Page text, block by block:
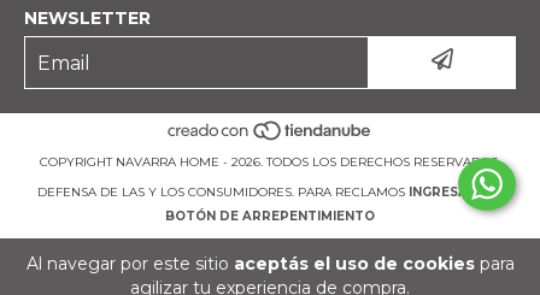
Al navegar por este sitio aceptás el uso de cookiespara
agilizar tu experiencia de compra.
NEWSLETTER
COPYRIGHT NAVARRA HOME - 2026. TODOS LOS DERECHOS RESERVADOS.
DEFENSA DE LAS Y LOS CONSUMIDORES. PARA RECLAMOS
INGRESÁ ACÁ.
BOTÓN DE ARREPENTIMIENTO